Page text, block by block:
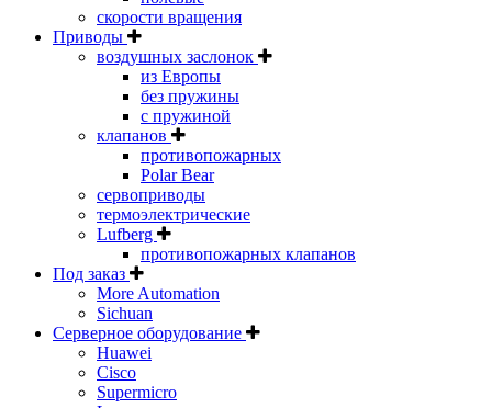
скорости вращения
Приводы
воздушных заслонок
из Европы
без пружины
с пружиной
клапанов
противопожарных
Polar Bear
сервоприводы
термоэлектрические
Lufberg
противопожарных клапанов
Под заказ
More Automation
Sichuan
Серверное оборудование
Huawei
Cisco
Supermicro